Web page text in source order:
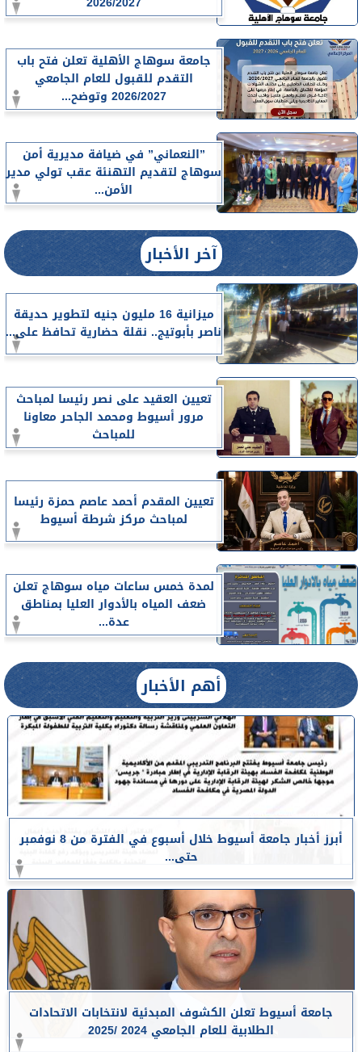
جامعة سوهاج الأهلية تعلن فتح باب
التقدم للقبول للعام الجامعي
2026/2027 وتوضح...
”النعماني” في ضيافة مديرية أمن
سوهاج لتقديم التهنئة عقب تولي مدير
الأمن...
آخر الأخبار
ميزانية 16 مليون جنيه لتطوير حديقة
ناصر بأبوتيج.. نقلة حضارية تحافظ على...
تعيين العقيد على نصر رئيسا لمباحث
مرور أسيوط ومحمد الجاحر معاونا
للمباحث
تعيين المقدم أحمد عاصم حمزة رئيسا
لمباحث مركز شرطة أسيوط
لمدة خمس ساعات مياه سوهاج تعلن
ضعف المياه بالأدوار العليا بمناطق
عدة...
أهم الأخبار
أبرز أخبار جامعة أسيوط خلال أسبوع في الفترة من 8 نوفمبر
حتى...
جامعة أسيوط تعلن الكشوف المبدئية لانتخابات الاتحادات
الطلابية للعام الجامعي 2024 /2025